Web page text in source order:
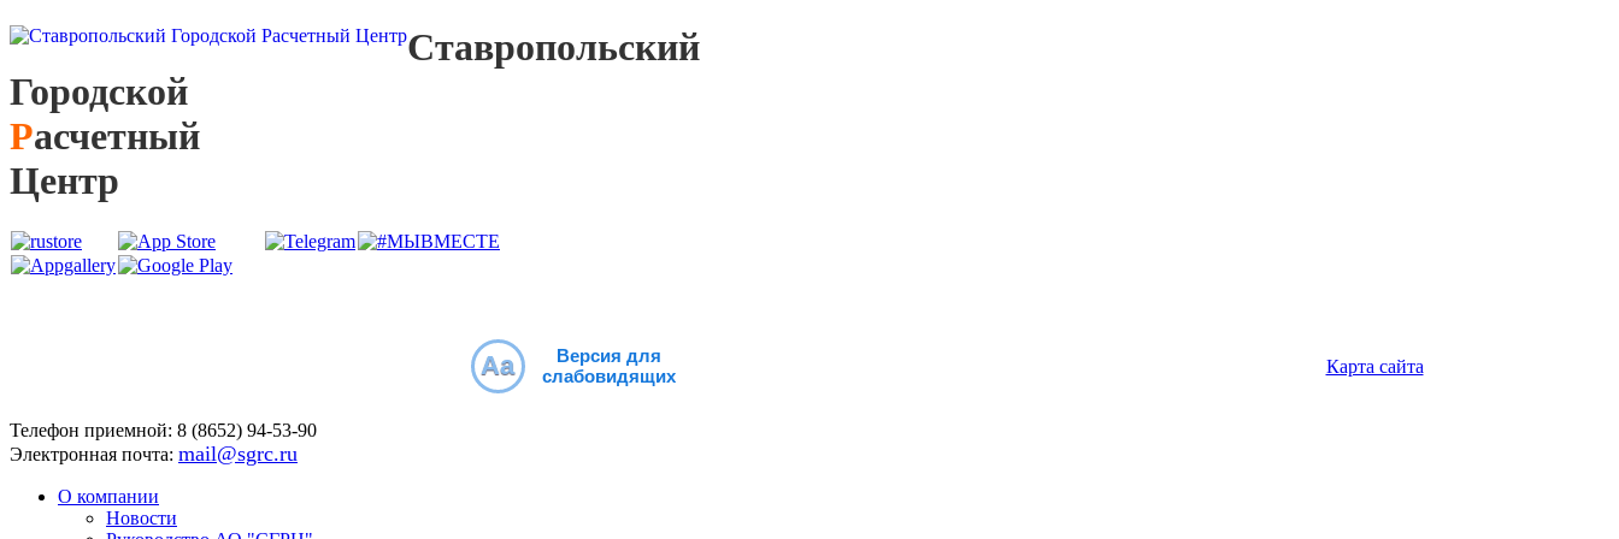
Ставропольский
Городской
Расчетный
Центр
Aa
Версия для
слабовидящих
Карта сайта
Телефон приемной: 8 (8652) 94-53-90
Электронная почта: mail@sgrc.ru
О компании
Новости